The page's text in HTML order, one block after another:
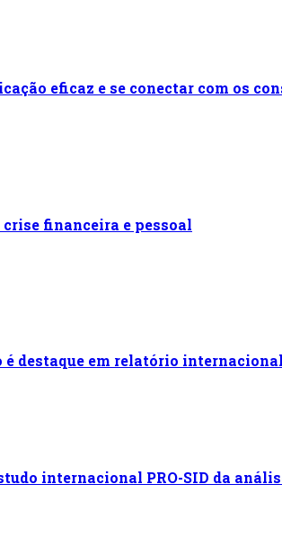
eficaz e se conectar com os
financeira e pessoal
destaque em relatório
internacional PRO-SID da